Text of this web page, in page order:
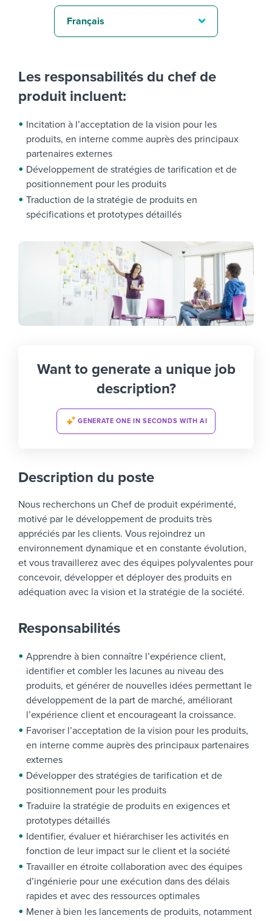
Les responsabilités du chef de
produit incluent:
Incitation à l’acceptation de la vision pour les
produits, en interne comme auprès des principaux
partenaires externes
Développement de stratégies de tarification et de
positionnement pour les produits
Traduction de la stratégie de produits en
spécifications et prototypes détaillés
Want to generate a unique job
description?
GENERATE ONE IN SECONDS WITH AI
Description du poste
Nous recherchons un Chef de produit expérimenté,
motivé par le développement de produits très
appréciés par les clients. Vous rejoindrez un
environnement dynamique et en constante évolution,
et vous travaillerez avec des équipes polyvalentes pour
concevoir, développer et déployer des produits en
adéquation avec la vision et la stratégie de la société.
Responsabilités
Apprendre à bien connaître l’expérience client,
identifier et combler les lacunes au niveau des
produits, et générer de nouvelles idées permettant le
développement de la part de marché, améliorant
l’expérience client et encourageant la croissance.
Favoriser l’acceptation de la vision pour les produits,
en interne comme auprès des principaux partenaires
externes
Développer des stratégies de tarification et de
positionnement pour les produits
Traduire la stratégie de produits en exigences et
prototypes détaillés
Identifier, évaluer et hiérarchiser les activités en
fonction de leur impact sur le client et la société
Travailler en étroite collaboration avec des équipes
d’ingénierie pour une exécution dans des délais
rapides et avec des ressources optimales
Mener à bien les lancements de produits, notamment
Français